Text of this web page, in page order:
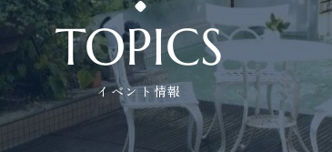
TOPICS
イベント情報